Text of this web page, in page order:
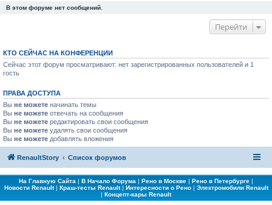
В этом форуме нет сообщений.
Перейти
КТО СЕЙЧАС НА КОНФЕРЕНЦИИ
Сейчас этот форум просматривают: нет зарегистрированных пользователей и 1
гость
ПРАВА ДОСТУПА
Вы не можете начинать темы
Вы не можете отвечать на сообщения
Вы не можете редактировать свои сообщения
Вы не можете удалять свои сообщения
Вы не можете добавлять вложения
RenaultStory Список форумов
На Главную Сайта | В Начало Форума | Рено в Москве | Рено в Петербурге |
Новости Renault| Краш-тесты Renault| Интересности о Рено| Электромобили Renault
| Концепт-кары Renault